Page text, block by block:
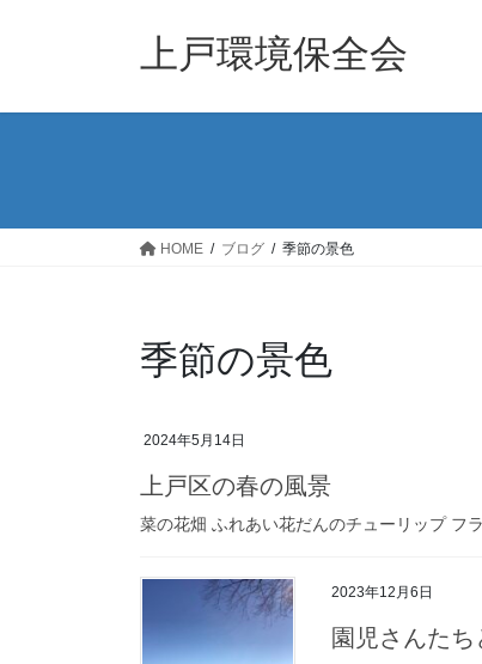
上戸環境保全会
HOME ブログ 季節の景色
季節の景色
2024年5月14日
上戸区の春の風景
菜の花畑 ふれあい花だんのチューリップ フ
2023年12月6日
園児さんた